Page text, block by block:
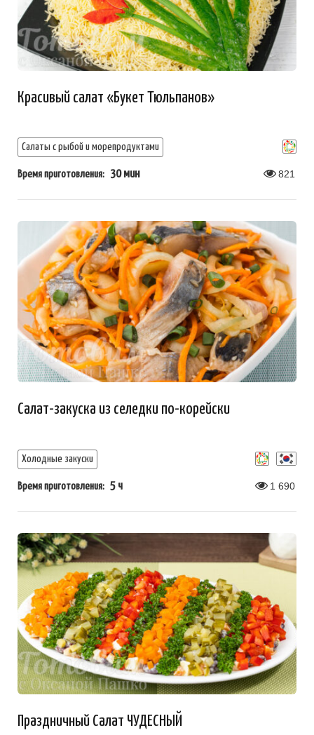
Красивый салат «Букет Тюльпанов»
Салаты с рыбой и морепродуктами
Время приготовления: 30 мин 821
Салат-закуска из селедки по-корейски
Холодные закуски
Время приготовления: 5 ч 1 690
Праздничный Салат ЧУДЕСНЫЙ